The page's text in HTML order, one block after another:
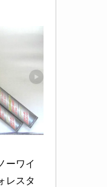
ーワイ
レスタ